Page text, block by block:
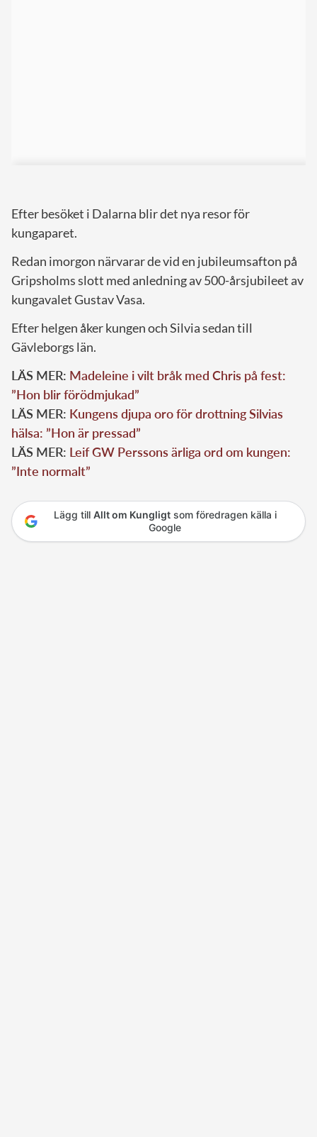
Efter besöket i Dalarna blir det nya resor för
kungaparet.
Redan imorgon närvarar de vid en jubileumsafton på
Gripsholms slott med anledning av 500-årsjubileet av
kungavalet Gustav Vasa.
Efter helgen åker kungen och Silvia sedan till
Gävleborgs län.
LÄS MER: Madeleine i vilt bråk med Chris på fest:
”Hon blir förödmjukad”
LÄS MER: Kungens djupa oro för drottning Silvias
hälsa: ”Hon är pressad”
LÄS MER: Leif GW Perssons ärliga ord om kungen:
”Inte normalt”
Lägg till Allt om Kungligtsom föredragen källa i
Google